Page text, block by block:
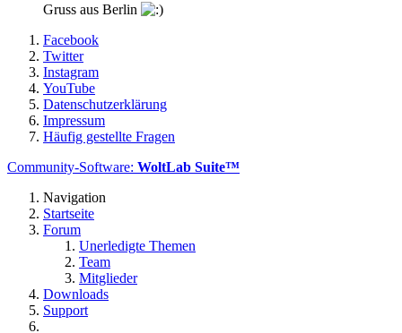
Gruss aus Berlin
Facebook
Twitter
Instagram
YouTube
Datenschutzerklärung
Impressum
Häufig gestellte Fragen
Community-Software: WoltLab Suite™
Navigation
Startseite
Forum
Unerledigte Themen
Team
Mitglieder
Downloads
Support